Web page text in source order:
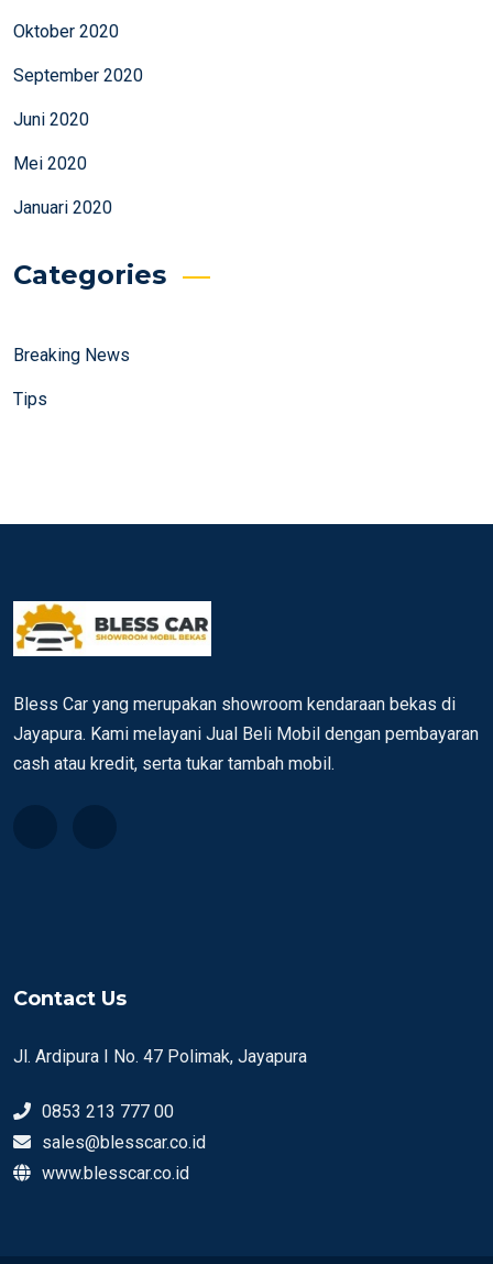
Oktober 2020
September 2020
Juni 2020
Mei 2020
Januari 2020
Categories
Breaking News
Tips
Bless Car yang merupakan showroom kendaraan bekas di
Jayapura. Kami melayani Jual Beli Mobil dengan pembayaran
cash atau kredit, serta tukar tambah mobil.
Contact Us
Jl. Ardipura I No. 47 Polimak, Jayapura
0853 213 777 00
sales@blesscar.co.id
www.blesscar.co.id